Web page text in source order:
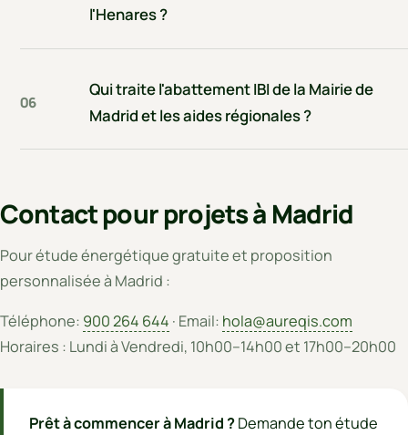
l'Henares ?
06
Qui traite l'abattement IBI de la Mairie de
Madrid et les aides régionales ?
Contact pour projets à Madrid
Pour étude énergétique gratuite et proposition
personnalisée à Madrid :
Téléphone: 900 264 644 · Email: hola@aureqis.com
Horaires : Lundi à Vendredi, 10h00–14h00 et 17h00–20h00
Prêt à commencer à Madrid ?Demande ton étude